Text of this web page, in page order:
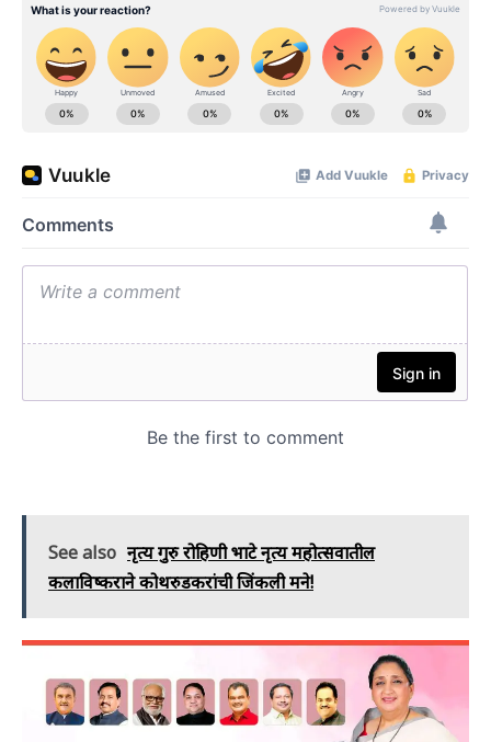
See also नृत्य गुरु रोहिणी भाटे नृत्य महोत्सवातील
कलाविष्कराने कोथरुडकरांची जिंकली मने!